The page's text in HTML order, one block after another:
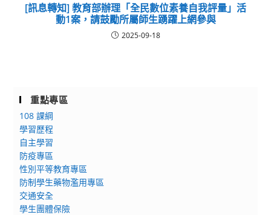
[訊息轉知] 教育部辦理「全民數位素養自我評量」活
動1案，請鼓勵所屬師生踴躍上網參與
2025-09-18
重點專區
108 課綱
學習歷程
自主學習
防疫專區
性別平等教育專區
防制學生藥物濫用專區
交通安全
學生團體保險